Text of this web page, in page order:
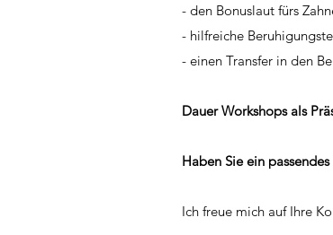
- den Bonuslaut fürs
- hilfreiche
- einen Transfer in den
Dauer Workshops als
Haben Sie ein
Ich freue mich auf Ihre